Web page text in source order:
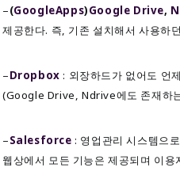
–(GoogleApps)Google Drive, N
제공한다. 즉, 기존 설치해서 사용하
–Dropbox : 외장하드가 없어도 언
(Google Drive, Ndrive에도 존재하
–Salesforce : 영업관리 시스템으
웹상에서 모든 기능은 제공되며 이